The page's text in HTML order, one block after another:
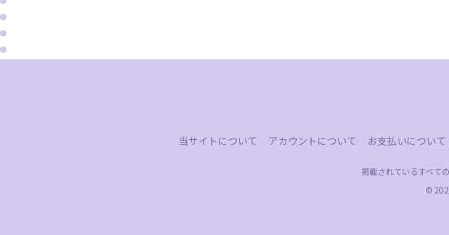
当サイトについて アカウントについて お支払いについて
掲載されているすべて
©